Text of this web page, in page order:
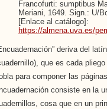
Francofurti: sumptibus
Meriani, 1649. Sign.: U/
[Enlace al catálogo]:
https://almena.uva.es/
deriva del
que es cada
para componer las
consiste en la
cosa que en un